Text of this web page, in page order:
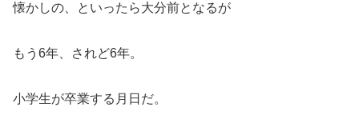
懐かしの、といったら大分前となるが
もう6年、されど6年。
小学生が卒業する月日だ。